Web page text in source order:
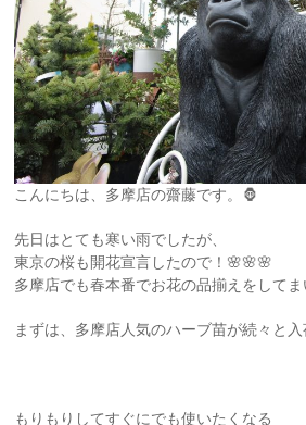
こんにちは、多摩店の齋藤です。🦍
先日はとても寒い雨でしたが、
東京の桜も開花宣言したので！🌸🌸🌸
多摩店でも春本番でお花の品揃えをしてま
まずは、多摩店人気のハーブ苗が続々と
もりもりしてすぐにでも使いたくなる